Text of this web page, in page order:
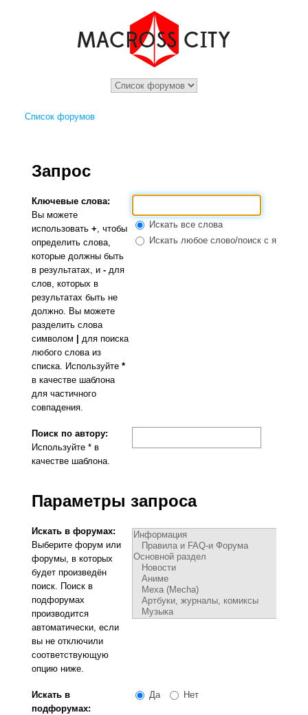
Список форумов
Запрос
Ключевые слова:
Вы можете
использовать+, чтобы
определить слова,
которые должны быть
в результатах, и- для
слов, которых в
результатах быть не
должно. Вы можете
разделить слова
символом
для поиска
любого слова из
списка. Используйте*
в качестве шаблона
для частичного
совпадения.
Искать все слова
Искать любое слово/поиск с языком
Поиск по автору:
Используйте * в
качестве шаблона.
Параметры запроса
Искать в форумах:
Выберите форум или
форумы, в которых
будет произведён
поиск. Поиск в
подфорумах
производится
автоматически, если
вы не отключили
соответствующую
опцию ниже.
Искать в
подфорумах:
Да Нет